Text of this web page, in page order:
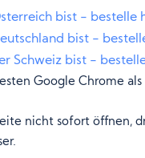
bist - bestelle
bist -
Schweiz bist -
Google Chrome als
nicht sofort öffnen,
.